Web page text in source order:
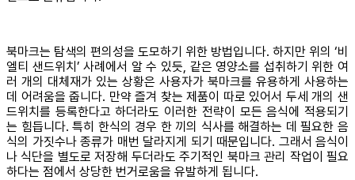
북마크는 탐색의 편의성을 도모하기 위한 방법입니다. 하지만 위의 ‘비
엘티 샌드위치’ 사례에서 알 수 있듯, 같은 영양소를 섭취하기 위한 여
러 개의 대체재가 있는 상황은 사용자가 북마크를 유용하게 사용하는
데 어려움을 줍니다. 만약 즐겨 찾는 제품이 따로 있어서 두세 개의 샌
드위치를 등록한다고 하더라도 이러한 전략이 모든 음식에 적용되기
는 힘듭니다. 특히 한식의 경우 한 끼의 식사를 해결하는 데 필요한 음
식의 가짓수나 종류가 매번 달라지게 되기 때문입니다. 그래서 음식이
나 식단을 별도로 저장해 두더라도 주기적인 북마크 관리 작업이 필요
하다는 점에서 상당한 번거로움을 유발하게 됩니다.